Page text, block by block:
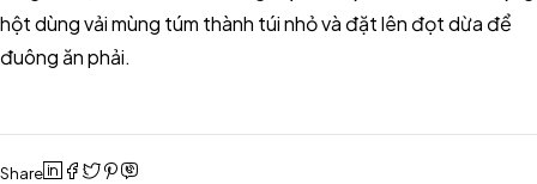
hột dùng vải mùng túm thành túi nhỏ và đặt lên đọt dừa để
đuông ăn phải.
Share